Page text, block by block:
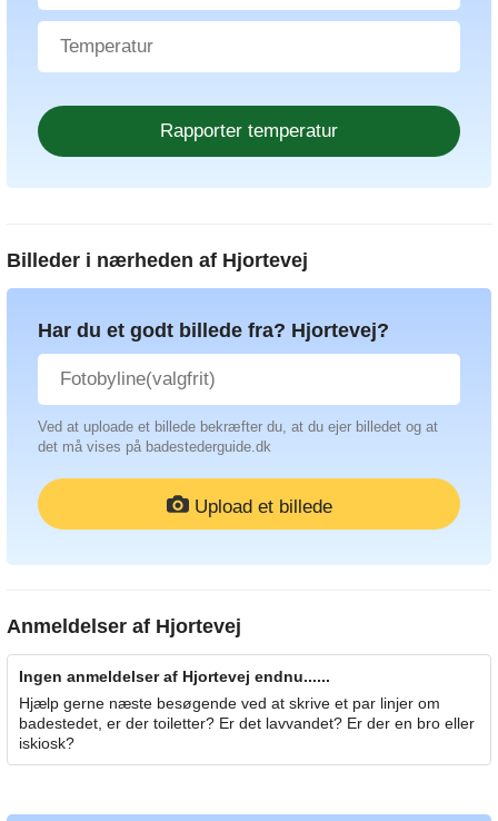
Billeder i nærheden af Hjortevej
Har du et godt billede fra? Hjortevej?
Ved at uploade et billede bekræfter du, at du ejer billedet og at
det må vises på badestederguide.dk
Upload et billede
Anmeldelser af Hjortevej
Ingen anmeldelser af Hjortevej endnu......
Hjælp gerne næste besøgende ved at skrive et par linjer om
badestedet, er der toiletter? Er det lavvandet? Er der en bro eller
iskiosk?